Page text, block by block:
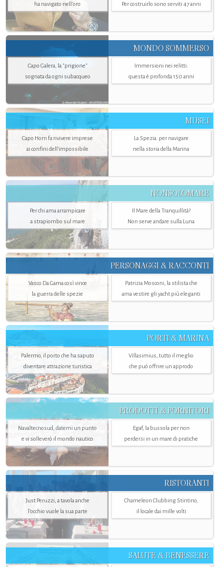
ha navigato nell’oro
Per costruirlo sono serviti 47 anni
MONDO SOMMERSO
Capo Galera, la "prigione"
sognata da ogni subacqueo
Immersioni nei relitti:
questa è profonda 150 anni
MUSEI
Capo Horn fa rivivere imprese
ai confini dell’impossibile
La Spezia. per navigare
nella storia della Marina
NONSOLOMARE
Per chi ama arrampicare
a strapiombo sul mare
Il Mare della Tranquillità?
Non serve andare sulla Luna
PERSONAGGI & RACCONTI
Vasco Da Gama così vince
la guerra delle spezie
Patrizia Mosconi, la stilista che
ama vestire gli yacht più eleganti
PORTI & MARINA
Palermo, il porto che ha saputo
diventare attrazione turistica
Villasimius, tutto il meglio
che può offrire un approdo
PRODOTTI & FORNITORI
Navaltecnosud, datemi un punto
e vi solleverò il mondo nautico
Egaf, la bussola per non
perdersi in un mare di pratiche
RISTORANTI
Just Peruzzi, a tavola anche
l’occhio vuole la sua parte
Chameleon Clubbing Stintino,
il locale dai mille volti
SALUTE & BENESSERE